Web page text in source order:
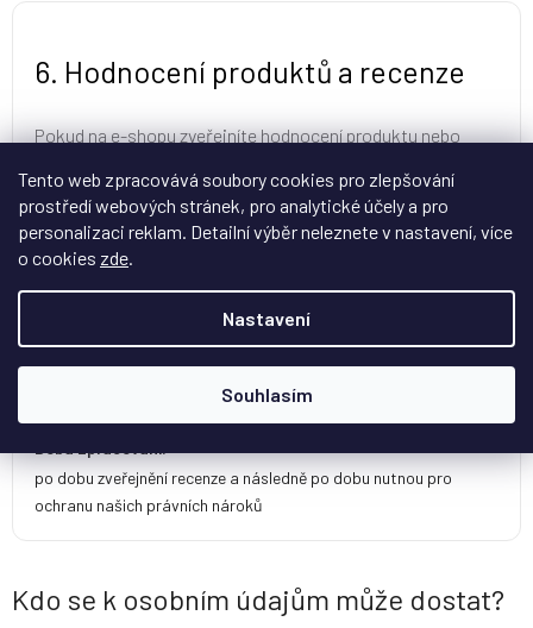
Tento web zpracovává soubory cookies pro zlepšování
prostředí webových stránek, pro analytické účely a pro
personalizaci reklam. Detailní výběr neleznete v nastavení, více
o cookies zde.
Nastavení
Souhlasím
6. Hodnocení produktů a recenze
Pokud na e-shopu zveřejníte hodnocení produktu nebo
například jméno, obsah hodnocení a vazbu na objednávku,
abychom mohli ověřit autenticitu recenze.
oprávněný zájem a plnění zákonných povinností v oblasti ochrany
po dobu zveřejnění recenze a následně po dobu nutnou pro
ochranu našich právních nároků
Kdo se k osobním údajům může dostat?